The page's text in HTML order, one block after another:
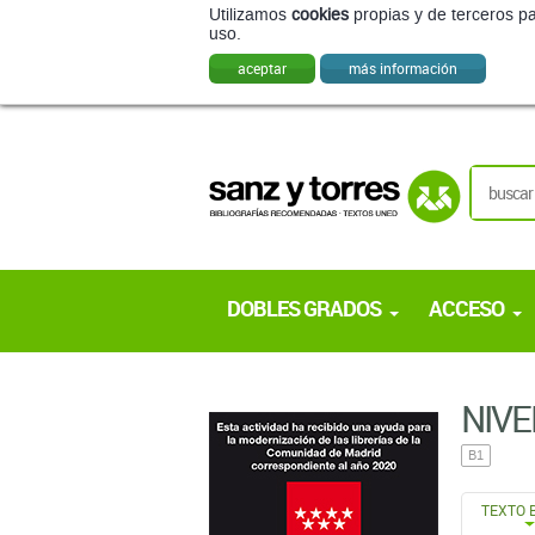
Utilizamos cookies propias y de terceros
uso.
aceptar más información
DOBLES GRADOS ACCESO
B1
TEXTO